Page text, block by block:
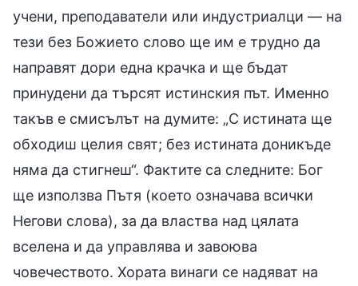
учени, преподаватели или индустриалци — на
тези без Божието слово ще им е трудно да
направят дори една крачка и ще бъдат
принудени да търсят истинския път. Именно
такъв е смисълът на думите: „С истината ще
обходиш целия свят; без истината доникъде
няма да стигнеш“. Фактите са следните: Бог
ще използва Пътя (което означава всички
Негови слова), за да властва над цялата
вселена и да управлява и завоюва
човечеството. Хората винаги се надяват на